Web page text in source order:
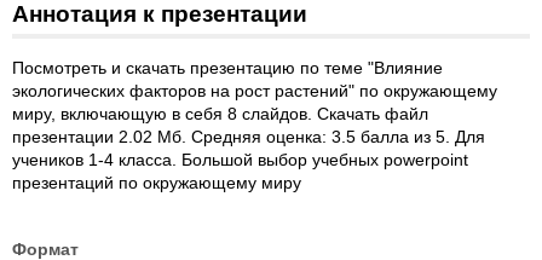
Аннотация к презентации
Посмотреть и скачать презентацию по теме "Влияние
экологических факторов на рост растений" по окружающему
миру, включающую в себя 8 слайдов. Скачать файл
презентации 2.02 Мб. Средняя оценка: 3.5 балла из 5. Для
учеников 1-4 класса. Большой выбор учебных powerpoint
презентаций по окружающему миру
Формат